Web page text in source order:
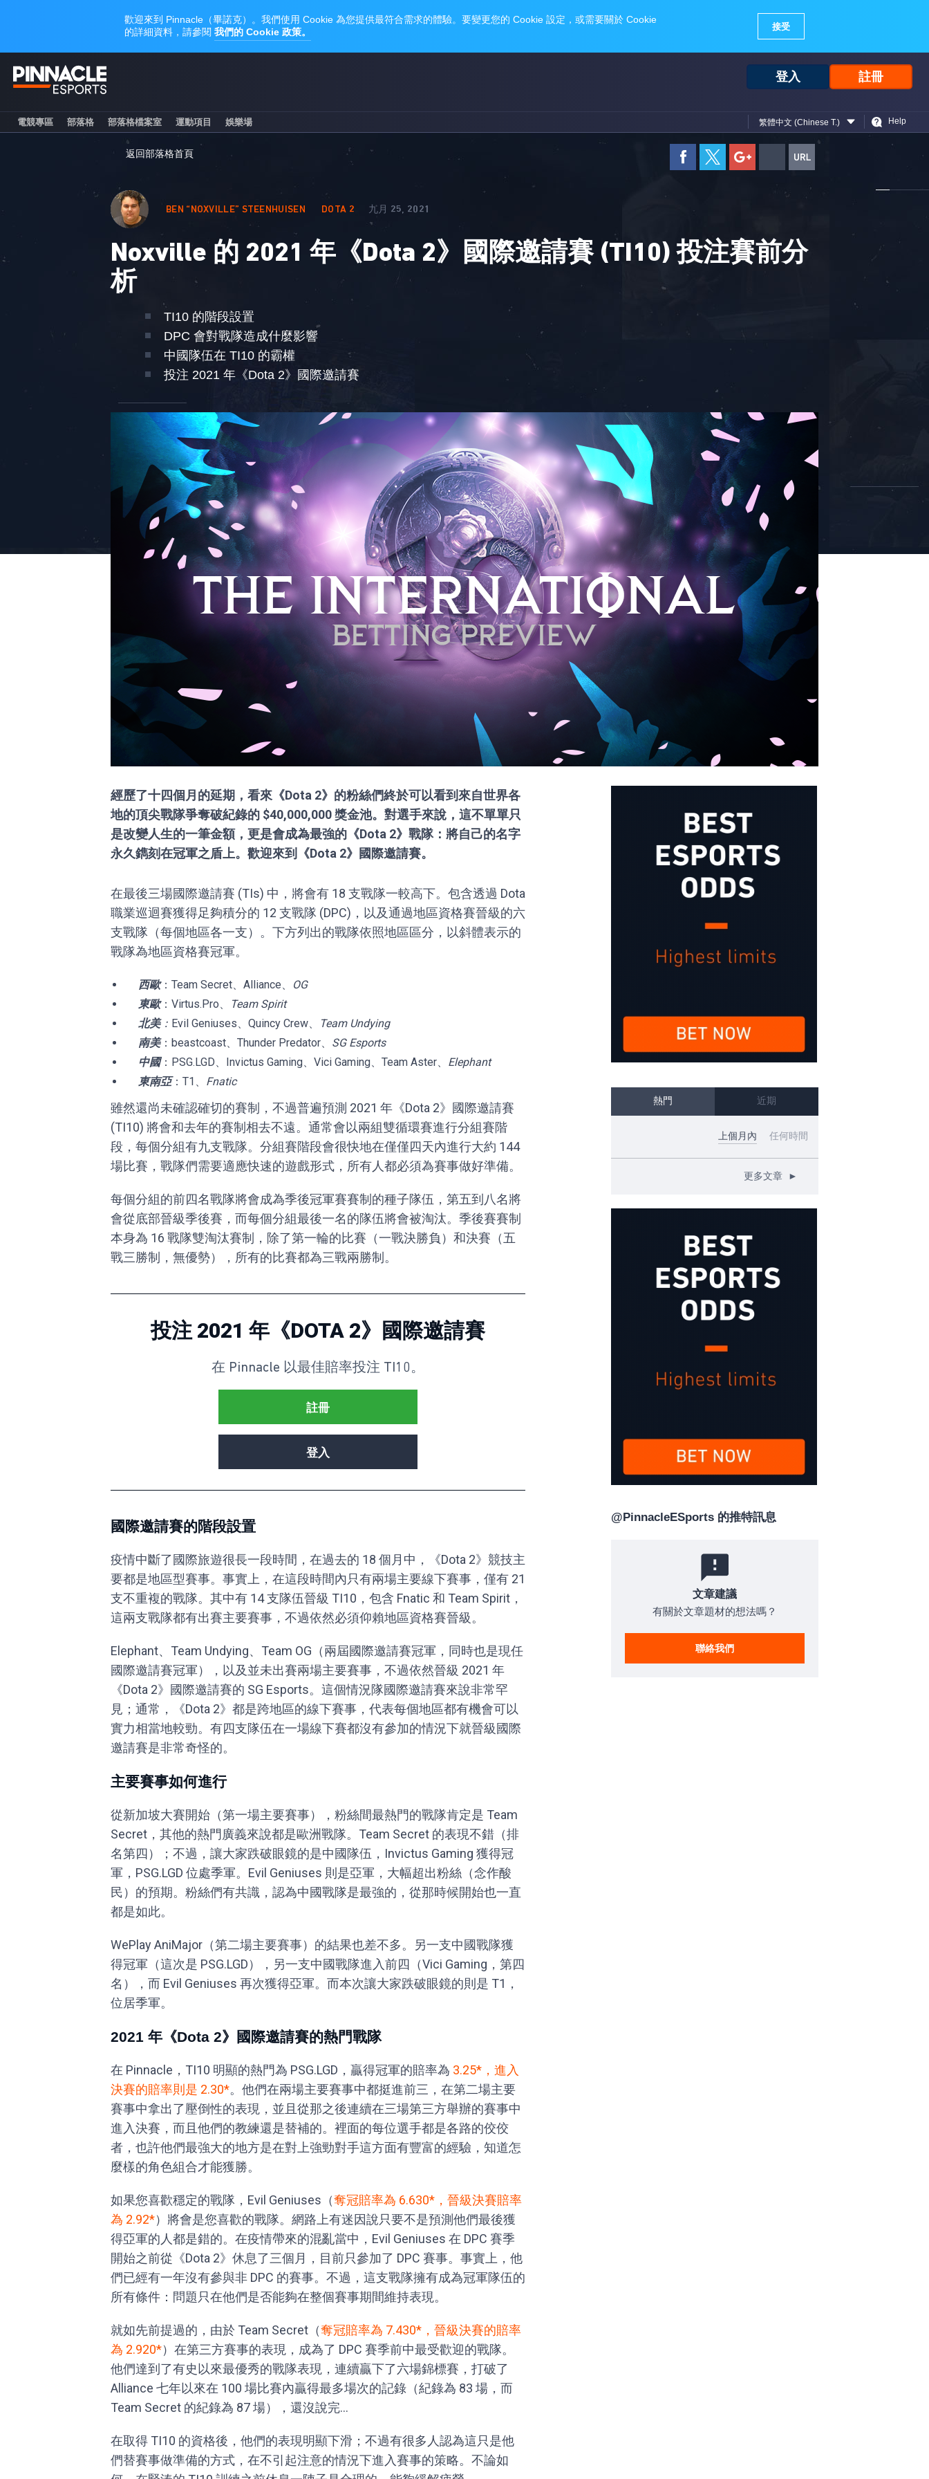
登入 註冊
電競專區 部落格 部落格檔案室 運動項目 娛樂場 繁體中文 (Chinese T.) Help
返回部落格首頁
BEN “NOXVILLE” STEENHUISEN DOTA 2 九月 25, 2021
Noxville 的 2021 年《Dota 2》國際邀請賽 (TI10) 投注賽前分
析
TI10 的階段設置
DPC 會對戰隊造成什麼影響
中國隊伍在 TI10 的霸權
投注 2021 年《Dota 2》國際邀請賽
熱門 近期
上個月內 任何時間
更多文章 ►
@PinnacleESports 的推特訊息
文章建議
有關於文章題材的想法嗎？
聯絡我們
經歷了十四個月的延期，看來《Dota 2》的粉絲們終於可以看到來自世界各
地的頂尖戰隊爭奪破紀錄的 $40,000,000 獎金池。對選手來說，這不單單只
是改變人生的一筆金額，更是會成為最強的《Dota 2》戰隊：將自己的名字
永久鐫刻在冠軍之盾上。歡迎來到《Dota 2》國際邀請賽。
在最後三場國際邀請賽 (TIs) 中，將會有 18 支戰隊一較高下。包含透過 Dota
職業巡迴賽獲得足夠積分的 12 支戰隊 (DPC)，以及通過地區資格賽晉級的六
支戰隊（每個地區各一支）。下方列出的戰隊依照地區區分，以斜體表示的
戰隊為地區資格賽冠軍。
西歐：Team Secret、Alliance、
OG
東歐：Virtus.Pro、
Team Spirit
北美： Evil Geniuses、Quincy Crew、
Team Undying
南美：beastcoast、Thunder Predator、 SG Esports
中國：PSG.LGD、Invictus Gaming、Vici Gaming、Team Aster、 Elephant
東南亞：T1、 Fnatic
雖然還尚未確認確切的賽制，不過普遍預測 2021 年《Dota 2》國際邀請賽
(TI10) 將會和去年的賽制相去不遠。通常會以兩組雙循環賽進行分組賽階
段，每個分組有九支戰隊。分組賽階段會很快地在僅僅四天內進行大約 144
場比賽，戰隊們需要適應快速的遊戲形式，所有人都必須為賽事做好準備。
每個分組的前四名戰隊將會成為季後冠軍賽賽制的種子隊伍，第五到八名將
會從底部晉級季後賽，而每個分組最後一名的隊伍將會被淘汰。季後賽賽制
本身為 16 戰隊雙淘汰賽制，除了第一輪的比賽（一戰決勝負）和決賽（五
戰三勝制，無優勢），所有的比賽都為三戰兩勝制。
投注 2021 年《DOTA 2》國際邀請賽
在 Pinnacle 以最佳賠率投注 TI10。
註冊
登入
國際邀請賽的階段設置
疫情中斷了國際旅遊很長一段時間，在過去的 18 個月中，《Dota 2》競技主
要都是地區型賽事。事實上，在這段時間內只有兩場主要線下賽事，僅有 21
支不重複的戰隊。其中有 14 支隊伍晉級 TI10，包含 Fnatic 和 Team Spirit，
這兩支戰隊都有出賽主要賽事，不過依然必須仰賴地區資格賽晉級。
Elephant、Team Undying、Team OG（兩屆國際邀請賽冠軍，同時也是現任
國際邀請賽冠軍），以及並未出賽兩場主要賽事，不過依然晉級 2021 年
《Dota 2》國際邀請賽的 SG Esports。這個情況隊國際邀請賽來說非常罕
見；通常，《Dota 2》都是跨地區的線下賽事，代表每個地區都有機會可以
實力相當地較勁。有四支隊伍在一場線下賽都沒有參加的情況下就晉級國際
邀請賽是非常奇怪的。
主要賽事如何進行
從新加坡大賽開始（第一場主要賽事），粉絲間最熱門的戰隊肯定是 Team
Secret，其他的熱門廣義來說都是歐洲戰隊。Team Secret 的表現不錯（排
名第四）；不過，讓大家跌破眼鏡的是中國隊伍，Invictus Gaming 獲得冠
軍，PSG.LGD 位處季軍。Evil Geniuses 則是亞軍，大幅超出粉絲（念作酸
民）的預期。粉絲們有共識，認為中國戰隊是最強的，從那時候開始也一直
都是如此。
WePlay AniMajor（第二場主要賽事）的結果也差不多。另一支中國戰隊獲
得冠軍（這次是 PSG.LGD），另一支中國戰隊進入前四（Vici Gaming，第四
名），而 Evil Geniuses 再次獲得亞軍。而本次讓大家跌破眼鏡的則是 T1，
位居季軍。
2021 年《Dota 2》國際邀請賽的熱門戰隊
在 Pinnacle，TI10 明顯的熱門為 PSG.LGD，贏得冠軍的賠率為 3.25*，進入
決賽的賠率則是 2.30*。他們在兩場主要賽事中都挺進前三，在第二場主要
賽事中拿出了壓倒性的表現，並且從那之後連續在三場第三方舉辦的賽事中
進入決賽，而且他們的教練還是替補的。裡面的每位選手都是各路的佼佼
者，也許他們最強大的地方是在對上強勁對手這方面有豐富的經驗，知道怎
麼樣的角色組合才能獲勝。
如果您喜歡穩定的戰隊，Evil Geniuses（奪冠賠率為 6.630*，晉級決賽賠率
為 2.92*）將會是您喜歡的戰隊。網路上有迷因說只要不是預測他們最後獲
得亞軍的人都是錯的。在疫情帶來的混亂當中，Evil Geniuses 在 DPC 賽季
開始之前從《Dota 2》休息了三個月，目前只參加了 DPC 賽事。事實上，他
們已經有一年沒有參與非 DPC 的賽事。不過，這支戰隊擁有成為冠軍隊伍的
所有條件：問題只在他們是否能夠在整個賽事期間維持表現。
就如先前提過的，由於 Team Secret（奪冠賠率為 7.430*，晉級決賽的賠率
為 2.920*）在第三方賽事的表現，成為了 DPC 賽季前中最受歡迎的戰隊。
他們達到了有史以來最優秀的戰隊表現，連續贏下了六場錦標賽，打破了
Alliance 七年以來在 100 場比賽內贏得最多場次的記錄（紀錄為 83 場，而
Team Secret 的紀錄為 87 場），還沒說完...
在取得 TI10 的資格後，他們的表現明顯下滑；不過有很多人認為這只是他
們替賽事做準備的方式，在不引起注意的情況下進入賽事的策略。不論如